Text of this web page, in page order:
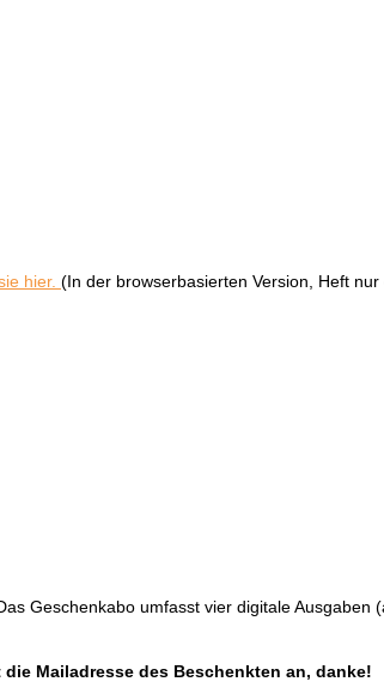
hier. (In der browserbasierten Version, Heft
Geschenkabo umfasst vier digitale
Mailadresse des Beschenkten an, danke!